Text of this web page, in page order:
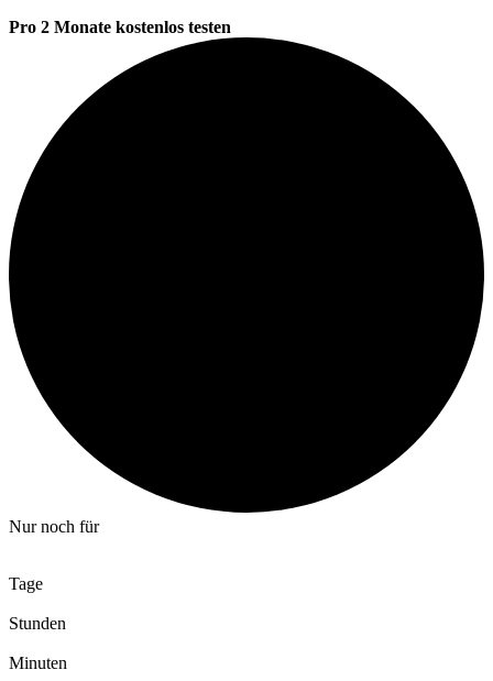
Pro 2 Monate kostenlos testen
Nur noch für
Tage
Stunden
Minuten